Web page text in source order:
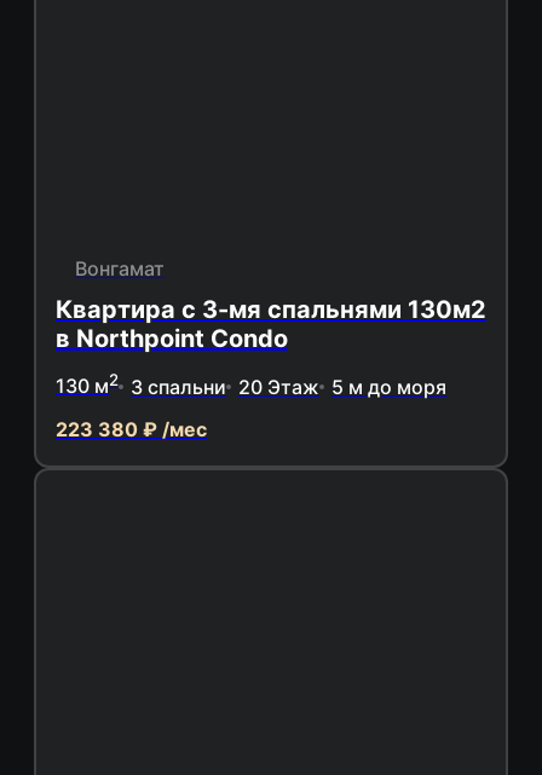
Вонгамат
Квартира с 3-мя спальнями 130м2
в Northpoint Condo
130 м2 3 спальни 20 Этаж 5 м до моря
223 380 ₽ /мес